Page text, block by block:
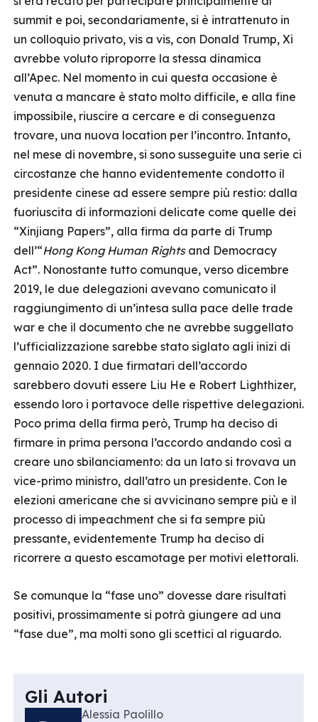
summit e poi, secondariamente, si è intrattenuto in
un colloquio privato, vis a vis, con Donald Trump, Xi
avrebbe voluto riproporre la stessa dinamica
all’Apec. Nel momento in cui questa occasione è
venuta a mancare è stato molto difficile, e alla fine
impossibile, riuscire a cercare e di conseguenza
trovare, una nuova location per l’incontro. Intanto,
nel mese di novembre, si sono susseguite una serie ci
circostanze che hanno evidentemente condotto il
presidente cinese ad essere sempre più restio: dalla
fuoriuscita di informazioni delicate come quelle dei
“Xinjiang Papers”, alla firma da parte di Trump
dell’“Hong Kong Human Rightsand Democracy
Act”. Nonostante tutto comunque, verso dicembre
2019, le due delegazioni avevano comunicato il
raggiungimento di un’intesa sulla pace delle trade
war e che il documento che ne avrebbe suggellato
l’ufficializzazione sarebbe stato siglato agli inizi di
gennaio 2020. I due firmatari dell’accordo
sarebbero dovuti essere Liu He e Robert Lighthizer,
essendo loro i portavoce delle rispettive delegazioni.
Poco prima della firma però, Trump ha deciso di
firmare in prima persona l’accordo andando così a
creare uno sbilanciamento: da un lato si trovava un
vice-primo ministro, dall’atro un presidente. Con le
elezioni americane che si avvicinano sempre più e il
processo di impeachment che si fa sempre più
pressante, evidentemente Trump ha deciso di
ricorrere a questo escamotage per motivi elettorali.
Se comunque la “fase uno” dovesse dare risultati
positivi, prossimamente si potrà giungere ad una
“fase due”, ma molti sono gli scettici al riguardo.
Gli Autori
Alessia Paolillo